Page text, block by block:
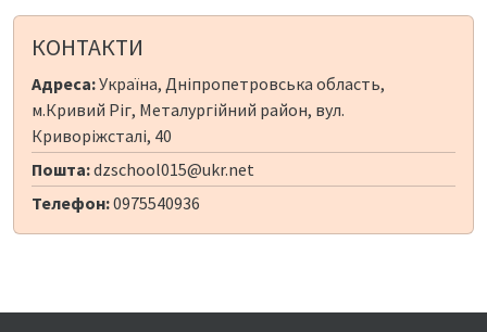
КОНТАКТИ
Адреса:Україна, Дніпропетровська область,
м.Кривий Ріг, Металургійний район, вул.
Криворiжсталi, 40
Пошта:dzschool015@ukr.net
Телефон:0975540936